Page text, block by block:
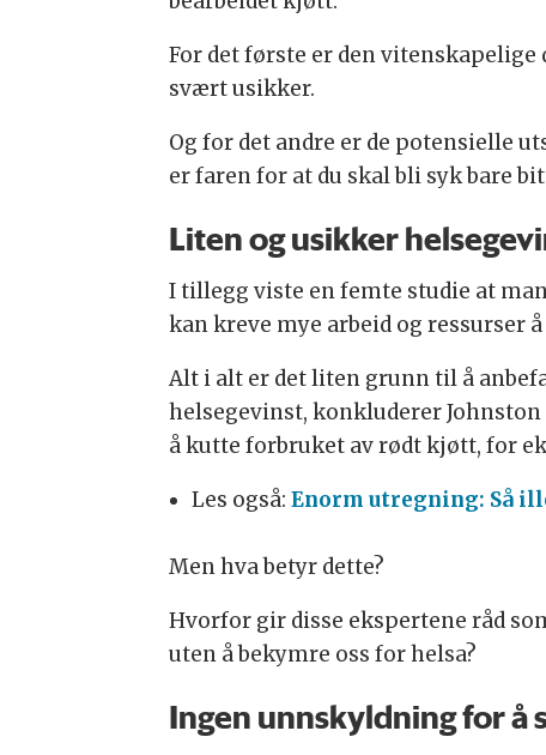
For det første er den
svært usikker.
Og for det andre er de potensielle
er faren for at du skal bli syk bare
Liten og usikker
I tillegg viste en femte studie at
kan kreve mye arbeid og ressurser
Alt i alt er det liten grunn til å
helsegevinst, konkluderer
å kutte forbruket av rødt kjøtt, for
Les også: Enorm utregning: Så
Men hva betyr dette?
Hvorfor gir disse ekspertene råd
uten å bekymre oss for helsa?
Ingen unnskyldning for å